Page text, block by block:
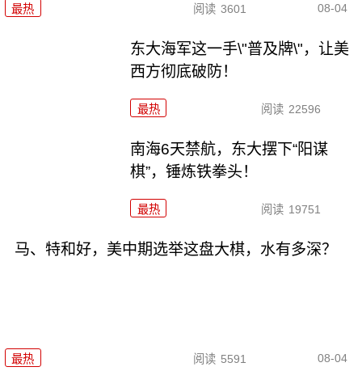
最热 阅读 3601 08-04
东大海军这一手\"普及牌\"，让美
西方彻底破防！
最热 阅读 22596
南海6天禁航，东大摆下“阳谋
棋”，锤炼铁拳头！
最热 阅读 19751
马、特和好，美中期选举这盘大棋，水有多深？
最热 阅读 5591 08-04